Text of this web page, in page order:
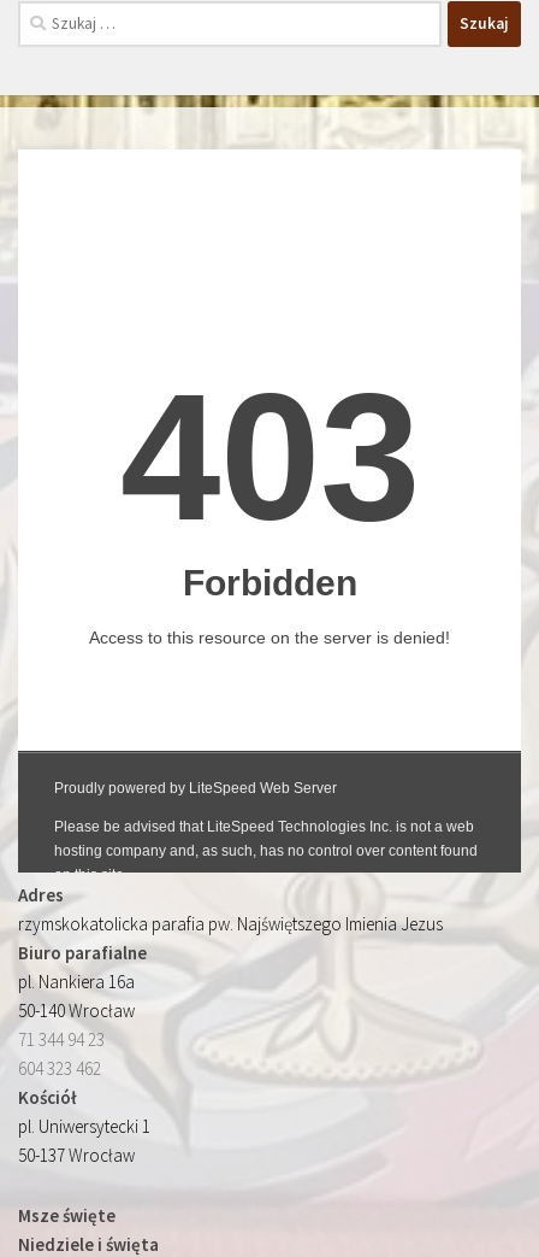
Szukaj:
Adres
rzymskokatolicka parafia pw. Najświętszego Imienia Jezus
Biuro parafialne
pl. Nankiera 16a
50-140 Wrocław
71 344 94 23
604 323 462
Kościół
pl. Uniwersytecki 1
50-137 Wrocław
Msze święte
Niedziele i święta